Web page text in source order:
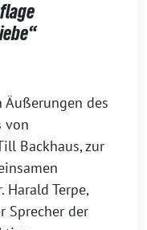
des
von
Backhaus, zur
Terpe,
Sprecher der